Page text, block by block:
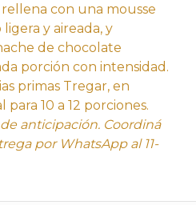
con una mousse
y aireada, y
de chocolate
porción con intensidad.
primas Tregar, en
10 a 12 porciones.
anticipación. Coordiná
por WhatsApp al 11-